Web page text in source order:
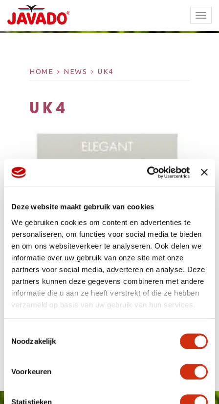
Deze website maakt gebruik van cookies
We gebruiken cookies om content en advertenties te
personaliseren, om functies voor social media te bieden
en om ons websiteverkeer te analyseren. Ook delen we
informatie over uw gebruik van onze site met onze
partners voor social media, adverteren en analyse. Deze
partners kunnen deze gegevens combineren met andere
informatie die u aan ze heeft verstrekt of die ze hebben
verzameld op basis van uw gebruik van hun services.
Noodzakelijk
Voorkeuren
Statistieken
HOME NEWS UK4
UK4
Gepubliceerd op: 14 december 2021